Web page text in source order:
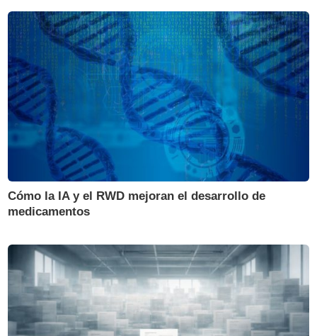
Cómo la IA y el RWD mejoran el desarrollo de
medicamentos